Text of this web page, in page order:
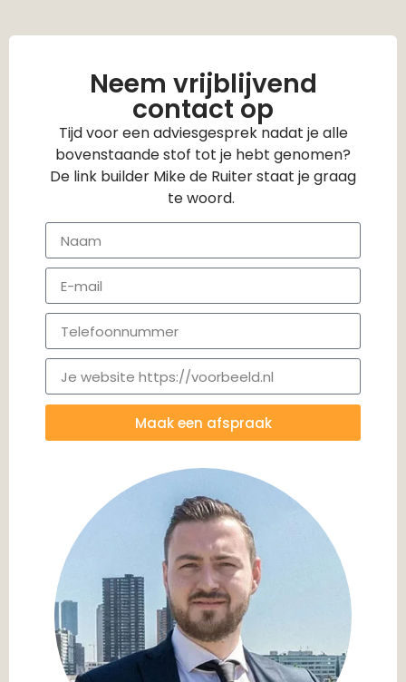
Neem vrijblijvend
contact op
Tijd voor een adviesgesprek nadat je alle
bovenstaande stof tot je hebt genomen?
De link builder Mike de Ruiter staat je graag
te woord.
Maak een afspraak